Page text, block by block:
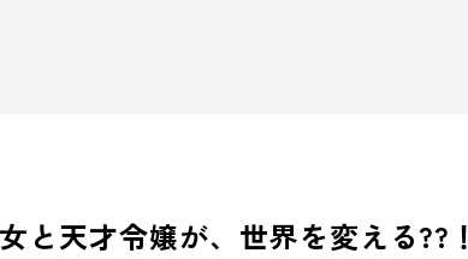
と天才令嬢が、世界を変える??！